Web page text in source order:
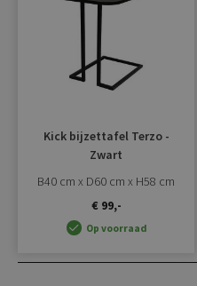
Kick bijzettafel Terzo -
Zwart
B40 cm x D60 cm x H58 cm
€ 99,-
Op voorraad